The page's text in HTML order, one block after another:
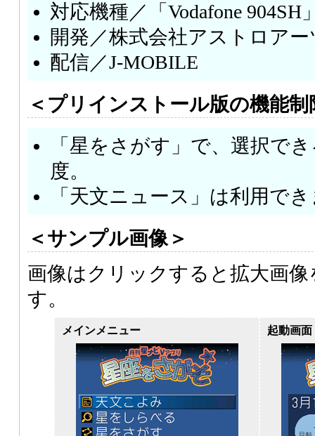
対応機種／「Vodafone 904SH
開発／株式会社アストロアー
配信／J-MOBILE
＜プリインストール版の機能制
「星をさがす」で、選択で
度。
「天文ニュース」は利用で
＜サンプル画像＞
画像はクリックすると拡大画
す。
メインメニュー 起動画面